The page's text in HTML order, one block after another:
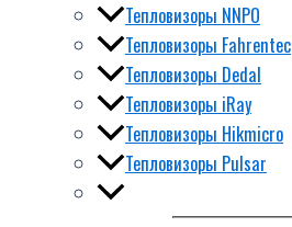
Тепловизоры NNPO
Тепловизоры Fahrentec
Тепловизоры Dedal
Тепловизоры iRay
Тепловизоры Hikmicro
Тепловизоры Pulsar